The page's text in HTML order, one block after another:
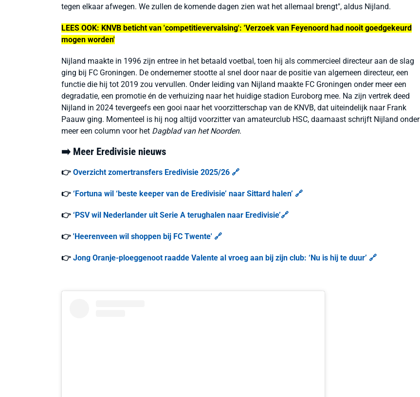
tegen elkaar afwegen. We zullen de komende dagen zien wat het allemaal brengt", aldus Nijland.
LEES OOK: KNVB beticht van 'competitievervalsing': 'Verzoek van Feyenoord had nooit goedgekeurd
mogen worden'
Nijland maakte in 1996 zijn entree in het betaald voetbal, toen hij als commercieel directeur aan de slag
ging bij FC Groningen. De ondernemer stootte al snel door naar de positie van algemeen directeur, een
functie die hij tot 2019 zou vervullen. Onder leiding van Nijland maakte FC Groningen onder meer een
degradatie, een promotie én de verhuizing naar het huidige stadion Euroborg mee. Na zijn vertrek deed
Nijland in 2024 tevergeefs een gooi naar het voorzitterschap van de KNVB, dat uiteindelijk naar Frank
Paauw ging. Momenteel is hij nog altijd voorzitter van amateurclub HSC, daarnaast schrijft Nijland onder
meer een column voor het Dagblad van het Noorden.
➡️ Meer Eredivisie nieuws
👉 Overzicht zomertransfers Eredivisie 2025/26 🔗
👉 ‘Fortuna wil ‘beste keeper van de Eredivisie’ naar Sittard halen’ 🔗
👉 ‘PSV wil Nederlander uit Serie A terughalen naar Eredivisie’🔗
👉 'Heerenveen wil shoppen bij FC Twente' 🔗
👉 Jong Oranje-ploeggenoot raadde Valente al vroeg aan bij zijn club: ‘Nu is hij te duur’ 🔗